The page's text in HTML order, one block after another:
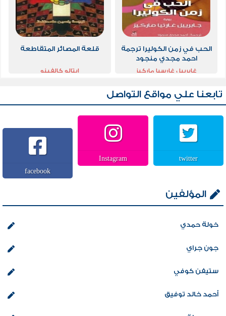
الحب في زمن الكوليرا ترجمة
احمد مجدي منجود
غابرييل غارسيا ماركيز
قلعة المصائر المتقاطعة
ايتالو كالفينو
تابعنا علي مواقع التواصل
twitter
Instagram
facebook
المؤلفين
خولة حمدي
جون جراي
ستيفن كوفي
أحمد خالد توفيق